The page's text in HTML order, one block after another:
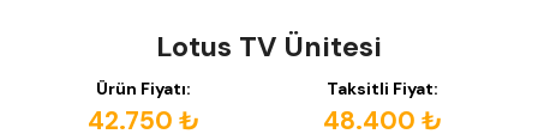
Lotus TV Ünitesi
Ürün Fiyatı:
42.750 ₺
Taksitli Fiyat:
48.400 ₺